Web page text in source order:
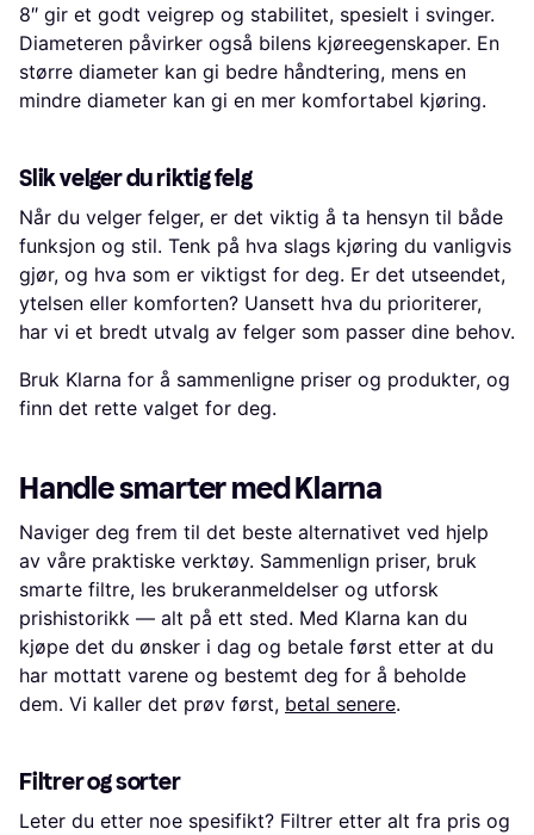
8″ gir et godt veigrep og stabilitet, spesielt i svinger.
Diameteren påvirker også bilens kjøreegenskaper. En
større diameter kan gi bedre håndtering, mens en
mindre diameter kan gi en mer komfortabel kjøring.
Slik velger du riktig felg
Når du velger felger, er det viktig å ta hensyn til både
funksjon og stil. Tenk på hva slags kjøring du vanligvis
gjør, og hva som er viktigst for deg. Er det utseendet,
ytelsen eller komforten? Uansett hva du prioriterer,
har vi et bredt utvalg av felger som passer dine behov.
Bruk Klarna for å sammenligne priser og produkter, og
finn det rette valget for deg.
Handle smarter med Klarna
Naviger deg frem til det beste alternativet ved hjelp
av våre praktiske verktøy. Sammenlign priser, bruk
smarte filtre, les brukeranmeldelser og utforsk
prishistorikk — alt på ett sted. Med Klarna kan du
kjøpe det du ønsker i dag og betale først etter at du
har mottatt varene og bestemt deg for å beholde
dem. Vi kaller det prøv først, betal senere.
Filtrer og sorter
Leter du etter noe spesifikt? Filtrer etter alt fra pris og